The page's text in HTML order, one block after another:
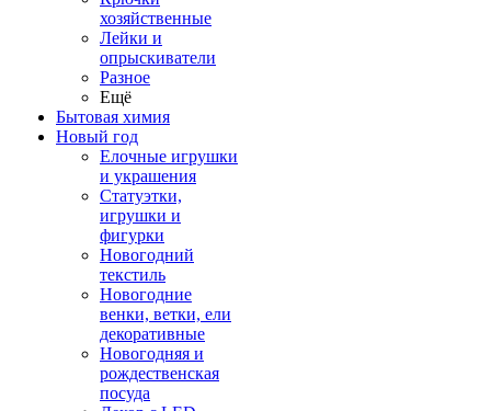
хозяйственные
Лейки и
опрыскиватели
Разное
Ещё
Бытовая химия
Новый год
Елочные игрушки
и украшения
Статуэтки,
игрушки и
фигурки
Новогодний
текстиль
Новогодние
венки, ветки, ели
декоративные
Новогодняя и
рождественская
посуда